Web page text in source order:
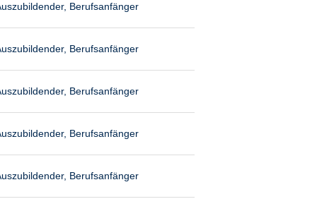
Berufsanfänger
Berufsanfänger
Berufsanfänger
Berufsanfänger
Berufsanfänger